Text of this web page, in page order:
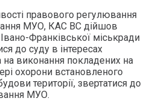
правового регулювання
МУО, КАС ВС дійшов
Франківської міськради
до суду в інтересах
на виконання покладених на
охорони встановленого
території, звертатися до
МУО.